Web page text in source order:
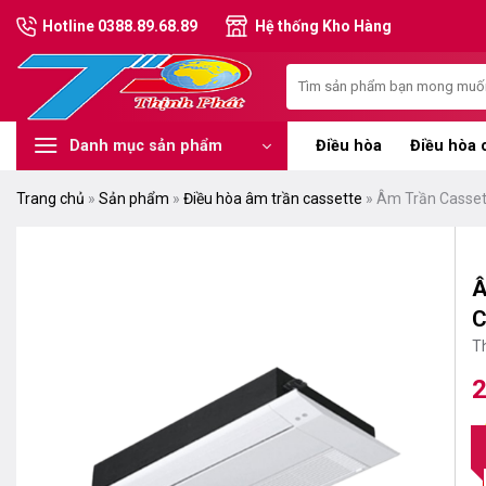
Chuyển
đến
nội
Hotline 0388.89.68.89 Hệ thống Kho Hàng
kiếm:
Danh mục sản phẩm Điều hòa Điều hòa
Trang chủ » Sản phẩm » Điều hòa âm trần cassette » Âm Trần
là: